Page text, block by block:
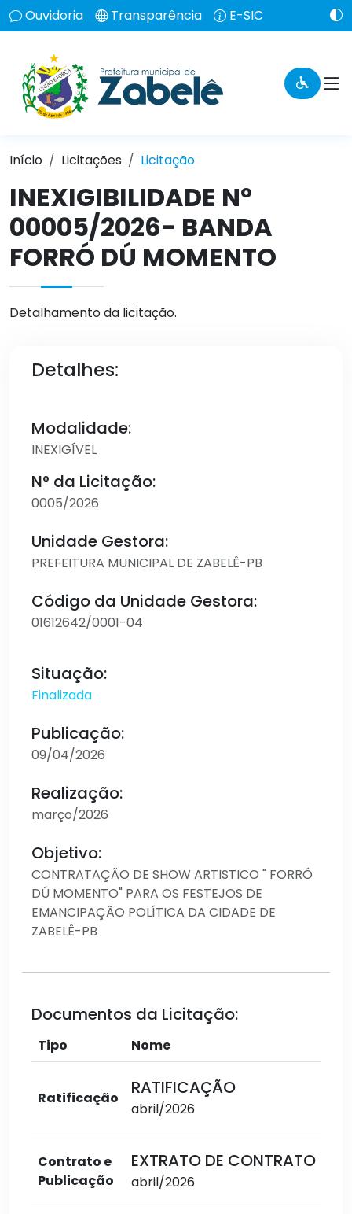
Ouvidoria Transparência E-SIC
Início Licitações Licitação
INEXIGIBILIDADE Nº
00005/2026- BANDA
FORRÓ DÚ MOMENTO
Detalhamento da licitação.
Detalhes:
Modalidade:
INEXIGÍVEL
N° da Licitação:
0005/2026
Unidade Gestora:
PREFEITURA MUNICIPAL DE ZABELÊ-PB
Código da Unidade Gestora:
01612642/0001-04
Situação:
Finalizada
Publicação:
09/04/2026
Realização:
março/2026
Objetivo:
CONTRATAÇÃO DE SHOW ARTISTICO " FORRÓ
DÚ MOMENTO" PARA OS FESTEJOS DE
EMANCIPAÇÃO POLÍTICA DA CIDADE DE
ZABELÊ-PB
Documentos da Licitação:
Tipo Nome
Ratificação RATIFICAÇÃO
abril/2026
Contrato e
Publicação
EXTRATO DE CONTRATO
abril/2026